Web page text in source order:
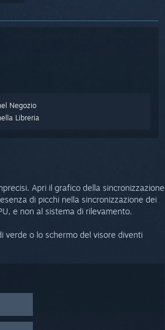
Negozio
Libreria
Apri il grafico della sincronizzazione
di picchi nella sincronizzazione dei
e non al sistema di rilevamento.
verde o lo schermo del visore diventi